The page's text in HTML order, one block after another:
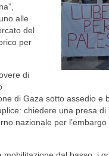
alle
del
per
di
di Gaza sotto assedio e
chiedere una presa
nazionale per